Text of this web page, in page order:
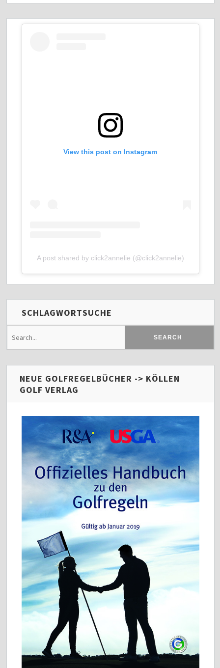
View this post on Instagram
A post shared by click2annelie (@click2annelie)
SCHLAGWORTSUCHE
NEUE GOLFREGELBÜCHER -> KÖLLEN
GOLF VERLAG